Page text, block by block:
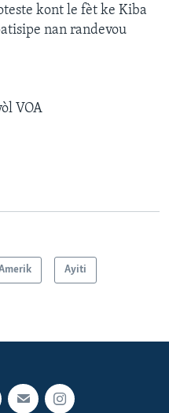
kont le fèt ke Kiba
nan randevou
VOA
Ayiti